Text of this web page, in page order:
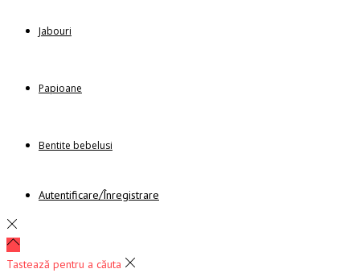
Jabouri
Papioane
Bentite bebelusi
Autentificare/Înregistrare
Tastează pentru a căuta